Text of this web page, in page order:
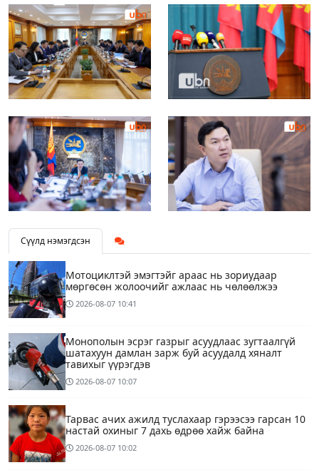
Сүүлд нэмэгдсэн
Мотоциклтэй эмэгтэйг араас нь зориудаар
мөргөсөн жолоочийг ажлаас нь чөлөөлжээ
2026-08-07 10:41
Монополын эсрэг газрыг асуудлаас зугтаалгүй
шатахуун дамлан зарж буй асуудалд хяналт
тавихыг үүрэгдэв
2026-08-07 10:07
Тарвас ачих ажилд туслахаар гэрээсээ гарсан 10
настай охиныг 7 дахь өдрөө хайж байна
2026-08-07 10:02